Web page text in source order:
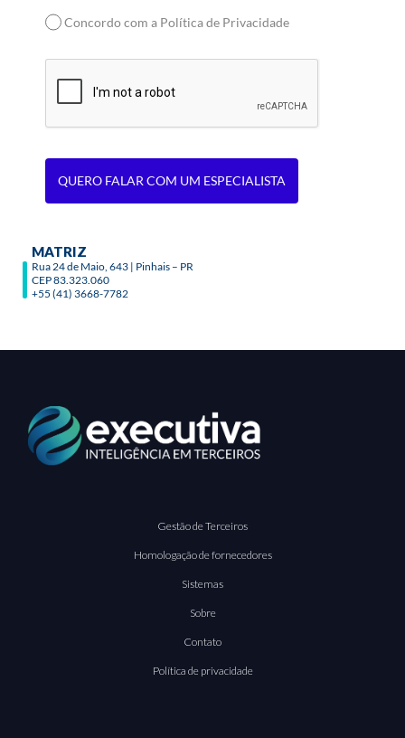
Concordo com a Política de Privacidade
QUERO FALAR COM UM ESPECIALISTA
MATRIZ
Rua 24 de Maio, 643 | Pinhais – PR
CEP 83.323.060
+55 (41) 3668-7782
Gestão de Terceiros
Homologação de fornecedores
Sistemas
Sobre
Contato
Política de privacidade